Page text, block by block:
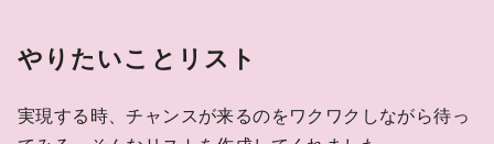
やりたいことリスト
実現する時、チャンスが来るのをワクワクしながら待っ